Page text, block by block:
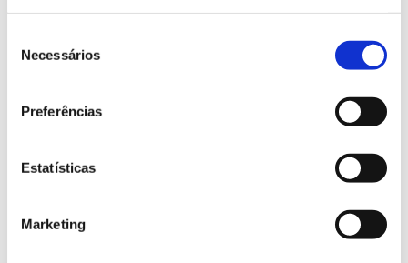
Necessários
Preferências
Estatísticas
Marketing
Registar galhas de Trichi em acácia-das-espigas: